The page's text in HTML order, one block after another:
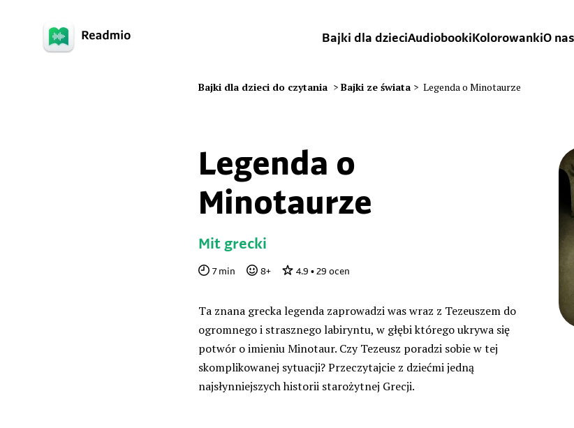
Bajki dla dzieciAudiobooki KolorowankiO nas
Bajki dla dzieci do czytania > Bajki ze świata > Legenda o Minotaurze
Legenda o
Minotaurze
Mit grecki
7min 8+ 4.9 • 29 ocen
Ta znana grecka legenda zaprowadzi was wraz z Tezeuszem do
ogromnego i strasznego labiryntu, w głębi którego ukrywa się
potwór o imieniu Minotaur. Czy Tezeusz poradzi sobie w tej
skomplikowanej sytuacji? Przeczytajcie z dziećmi jedną
najsłynniejszych historii starożytnej Grecji.